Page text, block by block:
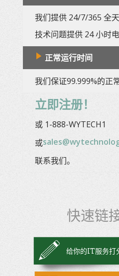
我们提供 24/7/365 全
技术问题提供 24 小时电
正常运行时间
我们保证99.999%的正
立即注册！
或1-888-WYTECH1
或
联系我们。
快速链
给你的IT服务打